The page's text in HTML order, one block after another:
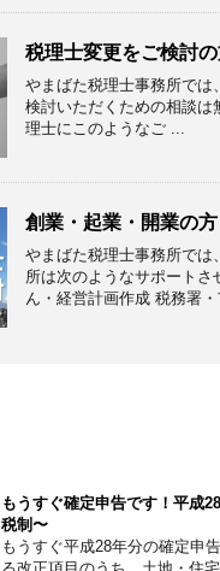
税理士変更をご検討
やまばた税理士事務所で
検討いただくための相談
理士にこのようなご ...
創業・起業・開業の方
やまばた税理士事務所で
所は次のようなサポート
ん・経営計画作成 税務署・
もうすぐ確定申告です！平成
税制〜
もうすぐ平成28年分の確定申